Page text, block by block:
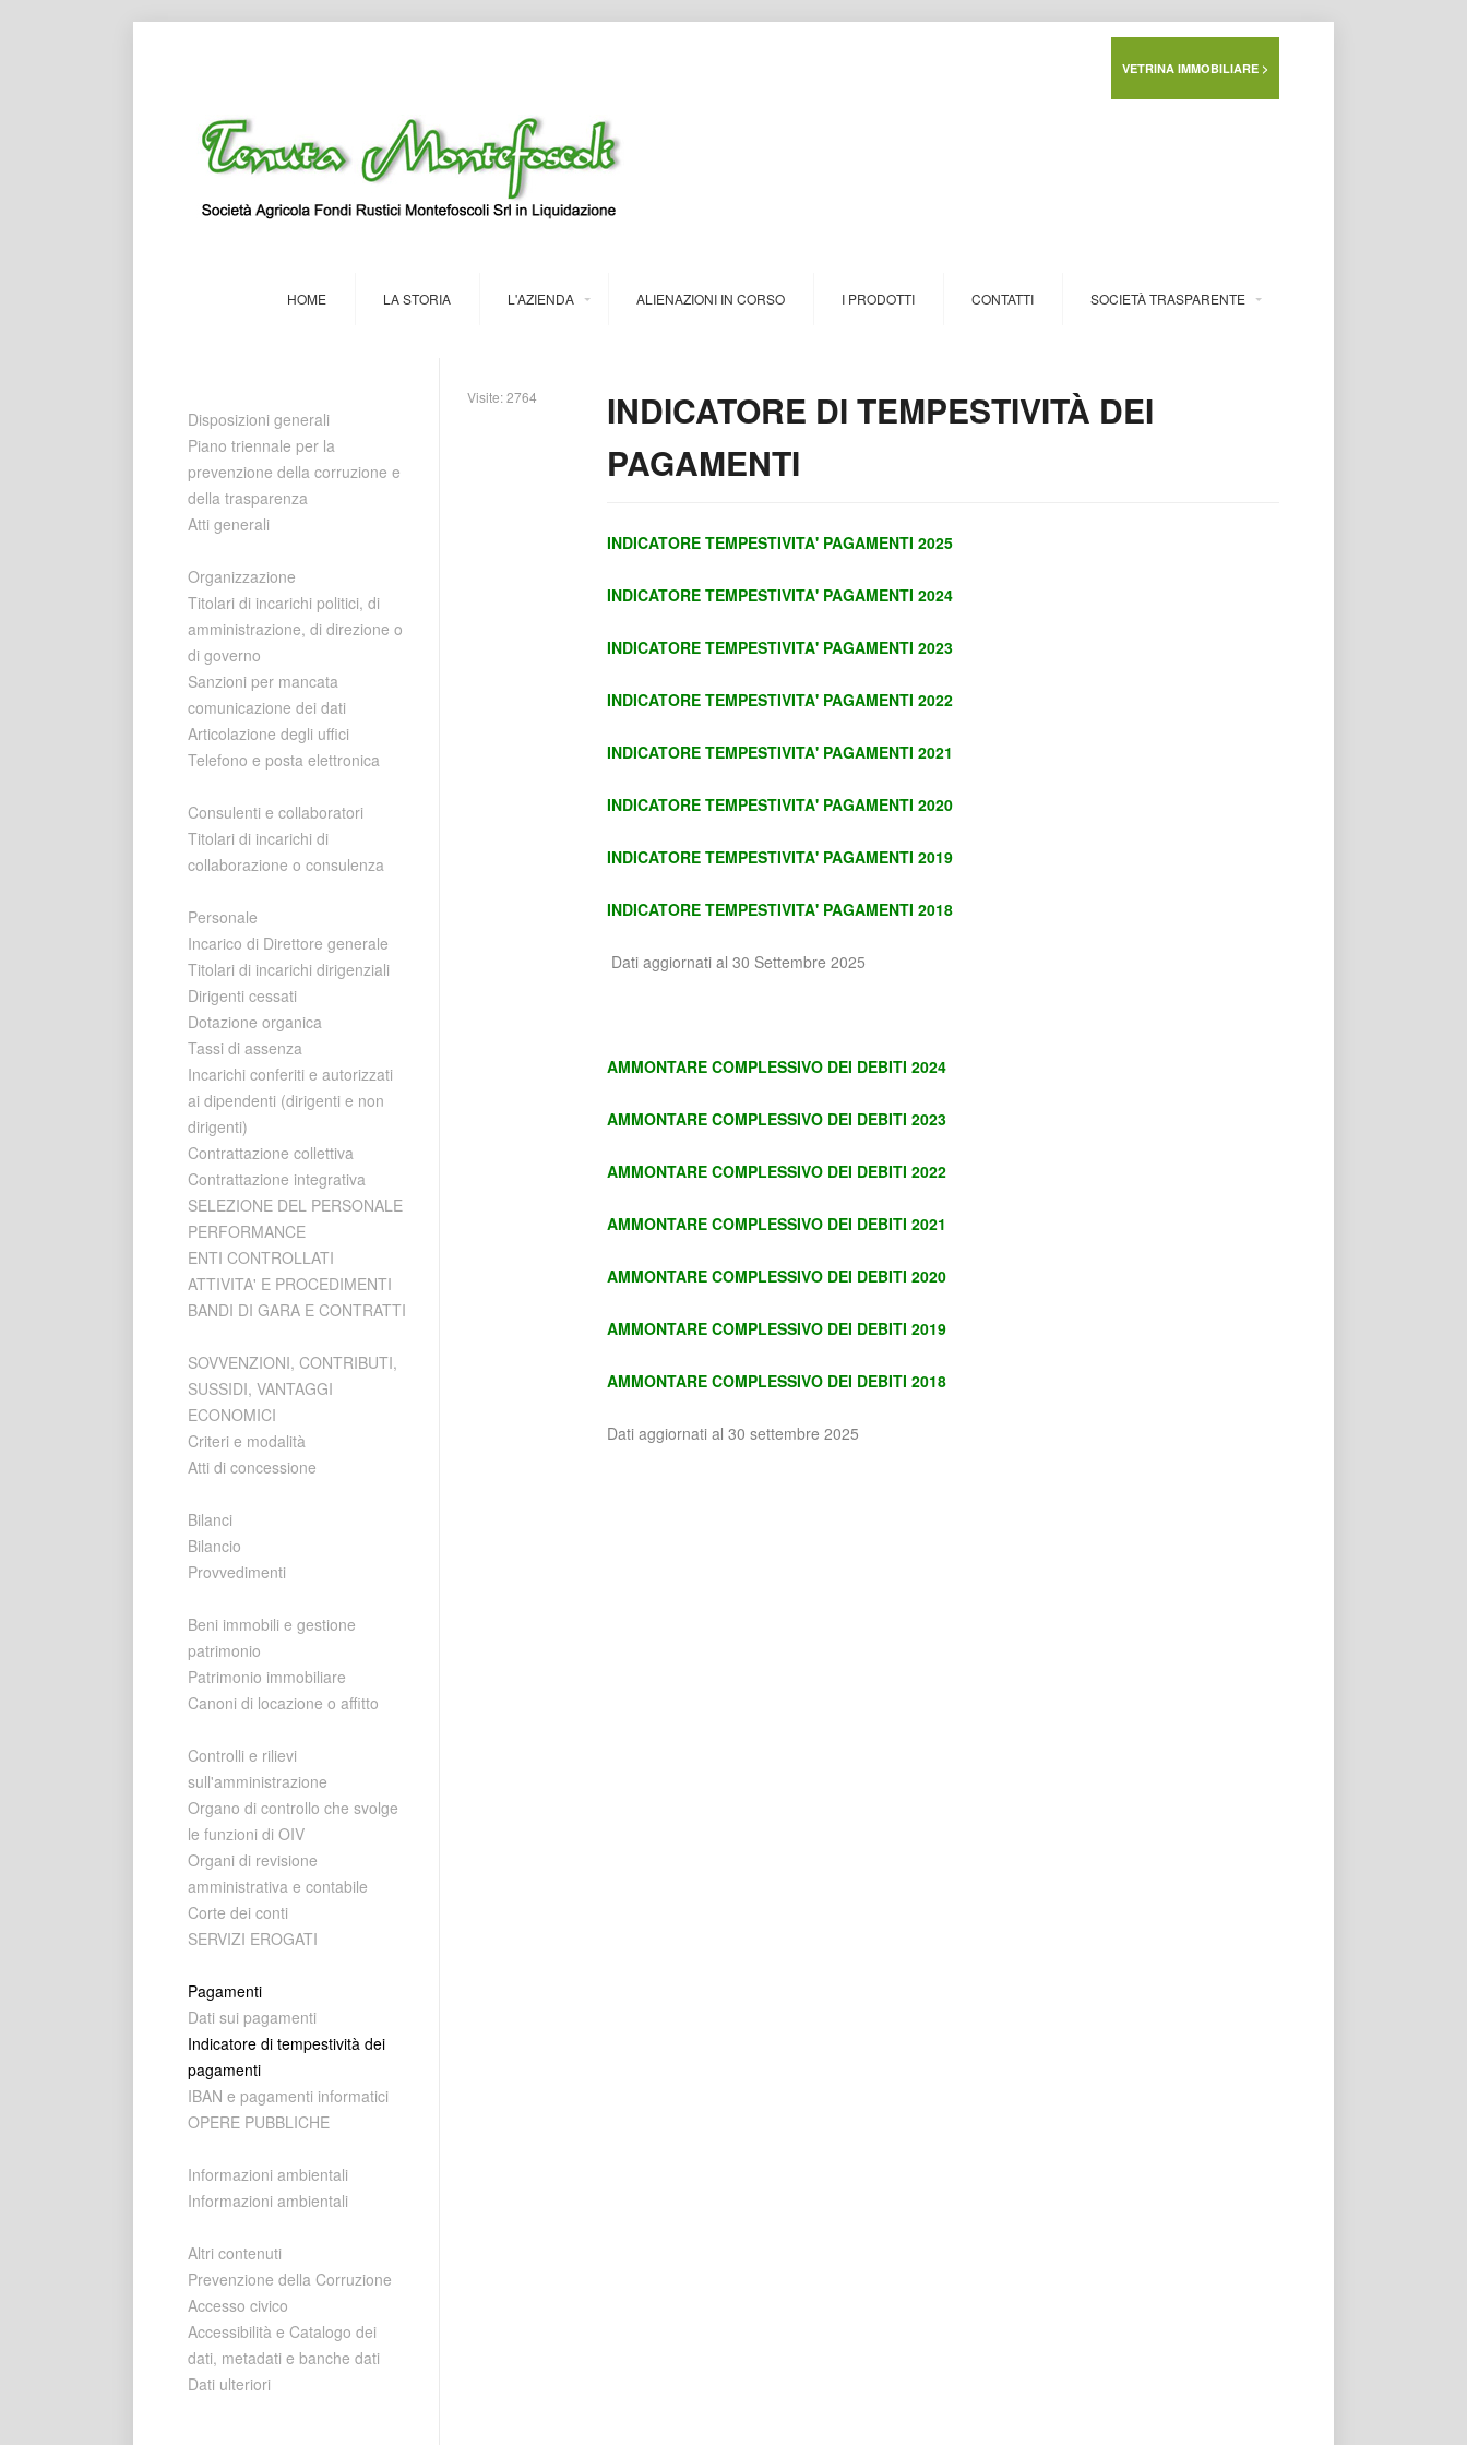
VETRINA IMMOBILIARE >
HOME LA STORIA L'AZIENDA ALIENAZIONI IN CORSO I PRODOTTI CONTATTI SOCIETÀ TRASPARENTE
Disposizioni generali
Piano triennale per la
prevenzione della corruzione e
della trasparenza
Atti generali
Organizzazione
Titolari di incarichi politici, di
amministrazione, di direzione o
di governo
Sanzioni per mancata
comunicazione dei dati
Articolazione degli uffici
Telefono e posta elettronica
Consulenti e collaboratori
Titolari di incarichi di
collaborazione o consulenza
Personale
Incarico di Direttore generale
Titolari di incarichi dirigenziali
Dirigenti cessati
Dotazione organica
Tassi di assenza
Incarichi conferiti e autorizzati
ai dipendenti (dirigenti e non
dirigenti)
Contrattazione collettiva
Contrattazione integrativa
SELEZIONE DEL PERSONALE
PERFORMANCE
ENTI CONTROLLATI
ATTIVITA' E PROCEDIMENTI
BANDI DI GARA E CONTRATTI
SOVVENZIONI, CONTRIBUTI,
SUSSIDI, VANTAGGI
ECONOMICI
Criteri e modalità
Atti di concessione
Bilanci
Bilancio
Provvedimenti
Beni immobili e gestione
patrimonio
Patrimonio immobiliare
Canoni di locazione o affitto
Controlli e rilievi
sull'amministrazione
Organo di controllo che svolge
le funzioni di OIV
Organi di revisione
amministrativa e contabile
Corte dei conti
SERVIZI EROGATI
Pagamenti
Dati sui pagamenti
Indicatore di tempestività dei
pagamenti
IBAN e pagamenti informatici
OPERE PUBBLICHE
Informazioni ambientali
Informazioni ambientali
Altri contenuti
Prevenzione della Corruzione
Accesso civico
Accessibilità e Catalogo dei
dati, metadati e banche dati
Dati ulteriori
Visite: 2764
INDICATORE DI TEMPESTIVITÀ DEI
PAGAMENTI
INDICATORE TEMPESTIVITA' PAGAMENTI 2025
INDICATORE TEMPESTIVITA' PAGAMENTI 2024
INDICATORE TEMPESTIVITA' PAGAMENTI 2023
INDICATORE TEMPESTIVITA' PAGAMENTI 2022
INDICATORE TEMPESTIVITA' PAGAMENTI 2021
INDICATORE TEMPESTIVITA' PAGAMENTI 2020
INDICATORE TEMPESTIVITA' PAGAMENTI 2019
INDICATORE TEMPESTIVITA' PAGAMENTI 2018
Dati aggiornati al 30 Settembre 2025
AMMONTARE COMPLESSIVO DEI DEBITI 2024
AMMONTARE COMPLESSIVO DEI DEBITI 2023
AMMONTARE COMPLESSIVO DEI DEBITI 2022
AMMONTARE COMPLESSIVO DEI DEBITI 2021
AMMONTARE COMPLESSIVO DEI DEBITI 2020
AMMONTARE COMPLESSIVO DEI DEBITI 2019
AMMONTARE COMPLESSIVO DEI DEBITI 2018
Dati aggiornati al 30 settembre 2025